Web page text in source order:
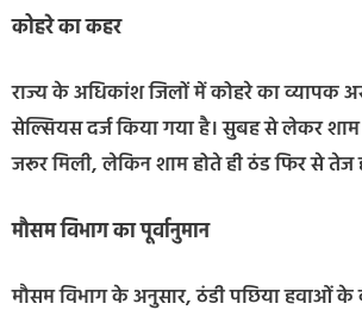
कोहरे का कहर
राज्य के अधिकांश जिलों में कोहरे का व्यापक
सेल्सियस दर्ज किया गया है। सुबह से लेकर
जरूर मिली, लेकिन शाम होते ही ठंड फिर से तेज
मौसम विभाग का पूर्वानुमान
मौसम विभाग के अनुसार, ठंडी पछिया हवाओं